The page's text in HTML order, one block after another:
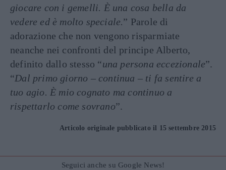
giocare con i gemelli. È una cosa bella da
vedere ed è molto speciale.” Parole di
adorazione che non vengono risparmiate
neanche nei confronti del principe Alberto,
definito dallo stesso “una persona eccezionale”.
“Dal primo giorno – continua – ti fa sentire a
tuo agio. È mio cognato ma continuo a
rispettarlo come sovrano”.
Articolo originale pubblicato il 15 settembre 2015
Seguici anche su Google News!